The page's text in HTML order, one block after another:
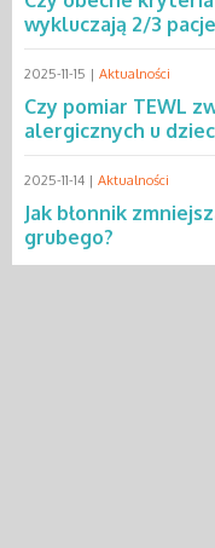
wykluczają 2/3
2025-11-15 | Aktualności
Czy pomiar TEWL
alergicznych u
2025-11-14 | Aktualności
Jak błonnik
grubego?